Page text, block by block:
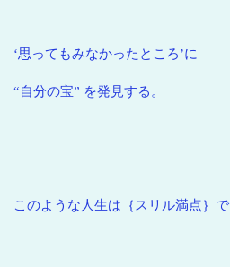
‘思ってもみなかったところ’に
“自分の宝” を発見する。
このような人生は｛スリル満点｝で